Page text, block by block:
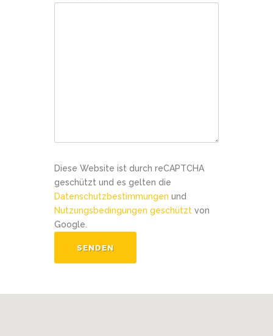
Diese Website ist durch reCAPTCHA
geschützt und es gelten die
Datenschutzbestimmungen und
Nutzungsbedingungen geschützt von
Google.